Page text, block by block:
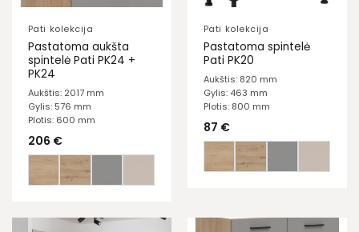
Pati kolekcija
Pastatoma aukšta
spintelė Pati PK24 +
PK24
Aukštis: 2017 mm
Gylis: 576 mm
Plotis: 600 mm
206 €
Pati kolekcija
Pastatoma spintelė
Pati PK20
Aukštis: 820 mm
Gylis: 463 mm
Plotis: 800 mm
87 €